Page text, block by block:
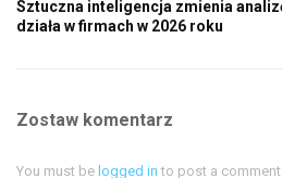
Sztuczna inteligencja zmienia
działa w firmach w 2026 roku
Zostaw komentarz
You must be logged in to post a comment.